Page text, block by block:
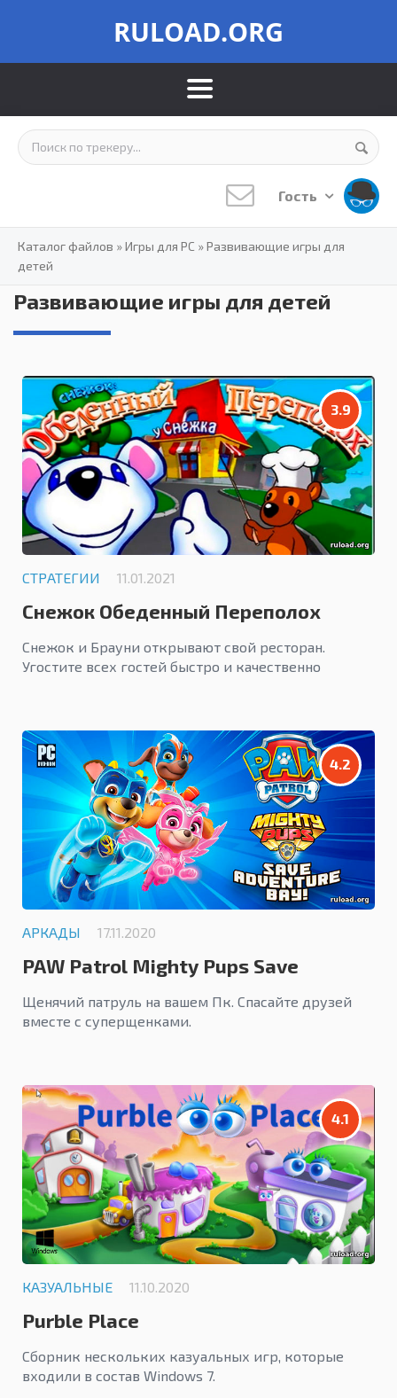
RULOAD.ORG
Гость
Каталог файлов »Игры для PC »Развивающие игры для
детей
Развивающие игры для детей
3.9
СТРАТЕГИИ 11.01.2021
Снежок Обеденный Переполох
Снежок и Брауни открывают свой ресторан.
Угостите всех гостей быстро и качественно
4.2
АРКАДЫ 17.11.2020
PAW Patrol Mighty Pups Save
Щенячий патруль на вашем Пк. Спасайте друзей
вместе с суперщенками.
4.1
КАЗУАЛЬНЫЕ 11.10.2020
Purble Place
Сборник нескольких казуальных игр, которые
входили в состав Windows 7.